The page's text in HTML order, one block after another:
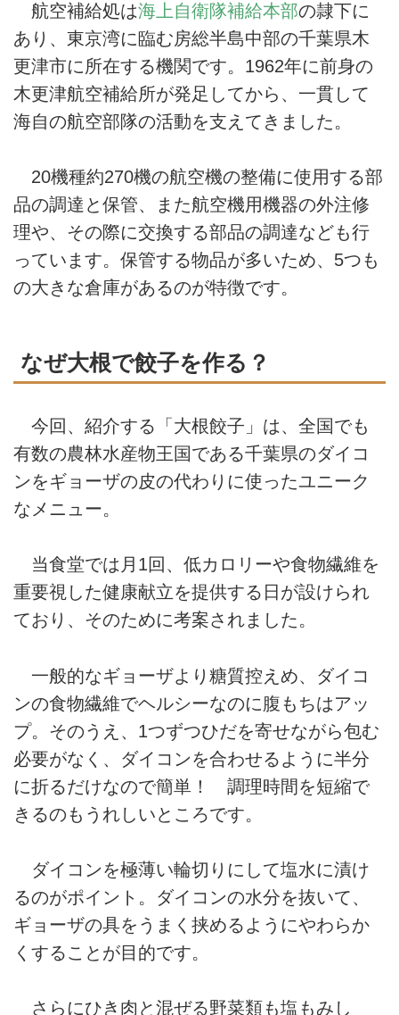
航空補給処は海上自衛隊補給本部の隷下に
あり、東京湾に臨む房総半島中部の千葉県木
更津市に所在する機関です。1962年に前身の
木更津航空補給所が発足してから、一貫して
海自の航空部隊の活動を支えてきました。
20機種約270機の航空機の整備に使用する部
品の調達と保管、また航空機用機器の外注修
理や、その際に交換する部品の調達なども行
っています。保管する物品が多いため、5つも
の大きな倉庫があるのが特徴です。
なぜ大根で餃子を作る？
今回、紹介する「大根餃子」は、全国でも
有数の農林水産物王国である千葉県のダイコ
ンをギョーザの皮の代わりに使ったユニーク
なメニュー。
当食堂では月1回、低カロリーや食物繊維を
重要視した健康献立を提供する日が設けられ
ており、そのために考案されました。
一般的なギョーザより糖質控えめ、ダイコ
ンの食物繊維でヘルシーなのに腹もちはアッ
プ。そのうえ、1つずつひだを寄せながら包む
必要がなく、ダイコンを合わせるように半分
に折るだけなので簡単！ 調理時間を短縮で
きるのもうれしいところです。
ダイコンを極薄い輪切りにして塩水に漬け
るのがポイント。ダイコンの水分を抜いて、
ギョーザの具をうまく挟めるようにやわらか
くすることが目的です。
さらにひき肉と混ぜる野菜類も塩もみし